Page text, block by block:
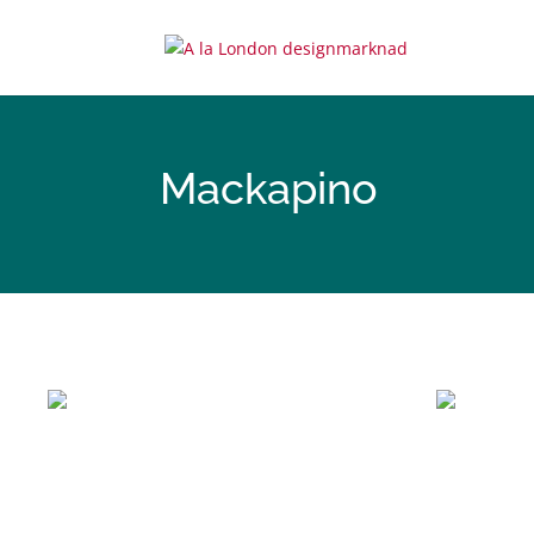
Mackapino